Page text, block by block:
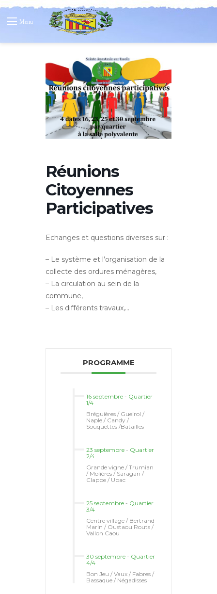
Menu
Réunions
Citoyennes
Participatives
Echanges et questions diverses sur :
– Le système et l’organisation de la
collecte des ordures ménagères,
– La circulation au sein de la
commune,
– Les différents travaux,…
PROGRAMME
16 septembre - Quartier
1/4
Bréguières / Gueirol /
Naple / Candy /
Souquettes /Batailles
23 septembre - Quartier
2/4
Grande vigne / Trumian
/ Molières / Saragan /
Clappe / Ubac
25 septembre - Quartier
3/4
Centre village / Bertrand
Marin / Oustaou Routs /
Vallon Caou
30 septembre - Quartier
4/4
Bon Jeu / Vaux / Fabres /
Bassaque / Négadisses